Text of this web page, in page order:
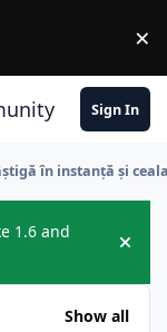
×
Sign In
în instanță și
1.6 and
Hide
Show all